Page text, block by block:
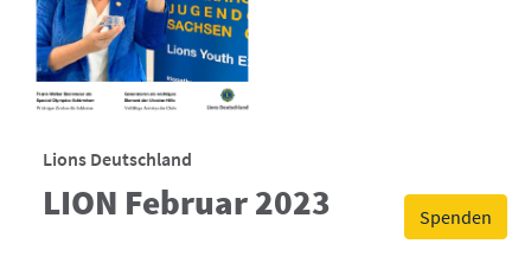
Spenden
Lions Deutschland
LION Februar 2023